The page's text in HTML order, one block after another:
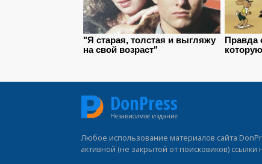
DonPress
Независимое издание
Любое использование материалов сайта
активной (не закрытой от поисковиков)